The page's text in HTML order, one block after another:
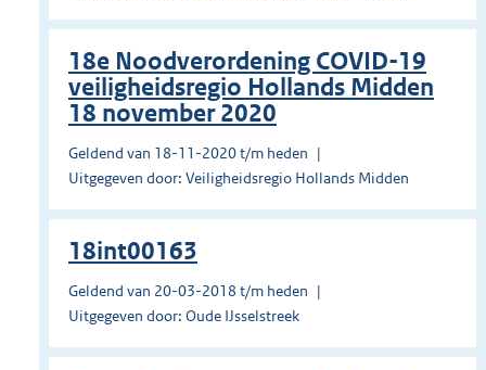
18e Noodverordening COVID-19
veiligheidsregio Hollands Midden
18 november 2020
Geldend van 18-11-2020 t/m heden
Uitgegeven door: Veiligheidsregio Hollands Midden
18int00163
Geldend van 20-03-2018 t/m heden
Uitgegeven door: Oude IJsselstreek